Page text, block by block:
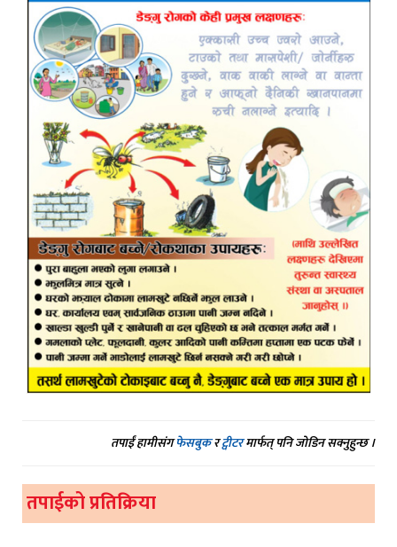
तपाईं हामीसंगफेसबुकरट्वीटरमार्फत् पनि जोडिन सक्नुहुन्छ ।
तपाईको प्रतिक्रिया